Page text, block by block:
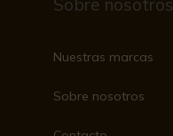
Sobre nosotros
Nuestras marcas
Sobre nosotros